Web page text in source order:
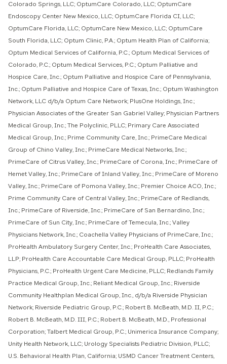
Colorado Springs, LLC; OptumCare Colorado, LLC; OptumCare
Endoscopy Center New Mexico, LLC; OptumCare Florida CI, LLC;
OptumCare Florida, LLC; OptumCare New Mexico, LLC; OptumCare
South Florida, LLC; Optum Clinic, P.A.; Optum Health Plan of California;
Optum Medical Services of California, P.C.; Optum Medical Services of
Colorado, P.C.; Optum Medical Services, P.C.; Optum Palliative and
Hospice Care, Inc.; Optum Palliative and Hospice Care of Pennsylvania,
Inc.; Optum Palliative and Hospice Care of Texas, Inc.; Optum Washington
Network, LLC d/b/a Optum Care Network; PlusOne Holdings, Inc.;
Physician Associates of the Greater San Gabriel Valley; Physician Partners
Medical Group, Inc.; The Polyclinic, PLLC; Primary Care Associated
Medical Group, Inc.; Prime Community Care, Inc.; PrimeCare Medical
Group of Chino Valley, Inc.; PrimeCare Medical Networks, Inc.;
PrimeCare of Citrus Valley, Inc.; PrimeCare of Corona, Inc.; PrimeCare of
Hemet Valley, Inc.; PrimeCare of Inland Valley, Inc.; PrimeCare of Moreno
Valley, Inc.; PrimeCare of Pomona Valley, Inc.; Premier Choice ACO, Inc.;
Prime Community Care of Central Valley, Inc.; PrimeCare of Redlands,
Inc.; PrimeCare of Riverside, Inc.; PrimeCare of San Bernardino, Inc.;
PrimeCare of Sun City, Inc.; PrimeCare of Temecula, Inc.; Valley
Physicians Network, Inc.; Coachella Valley Physicians of PrimeCare, Inc.;
ProHealth Ambulatory Surgery Center, Inc.; ProHealth Care Associates,
LLP; ProHealth Care Accountable Care Medical Group, PLLC; ProHealth
Physicians, P.C.; ProHealth Urgent Care Medicine, PLLC; Redlands Family
Practice Medical Group, Inc.; Reliant Medical Group, Inc.; Riverside
Community Healthplan Medical Group, Inc., d/b/a Riverside Physician
Network; Riverside Pediatric Group, P.C.; Robert B. McBeath, M.D. II, P.C.;
Robert B. McBeath, M.D. III, P.C.; Robert B. McBeath, M.D., Professional
Corporation; Talbert Medical Group, P.C.; Unimerica Insurance Company;
Unity Health Network, LLC; Urology Specialists Pediatric Division, PLLC;
U.S. Behavioral Health Plan, California; USMD Cancer Treatment Centers,